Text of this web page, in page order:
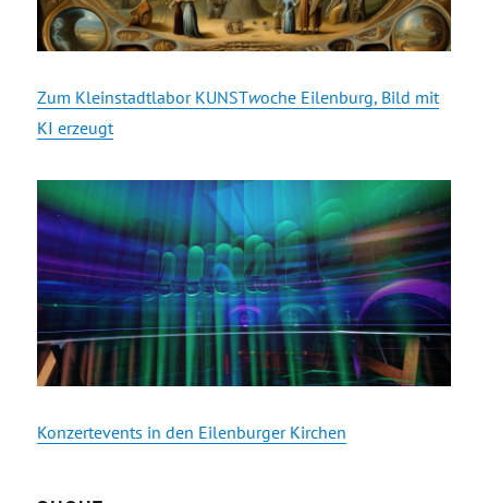
Zum Kleinstadtlabor KUNSTwoche Eilenburg, Bild mit
KI erzeugt
Konzertevents in den Eilenburger Kirchen